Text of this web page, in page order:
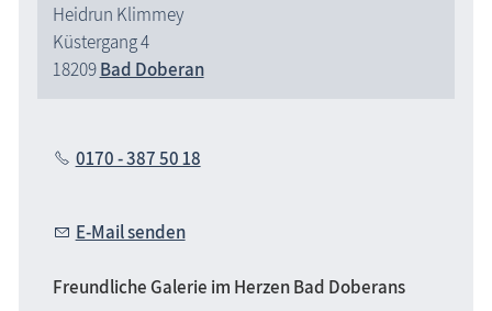
Heidrun Klimmey
Küstergang 4
18209Bad Doberan
0170 - 387 50 18
E-Mail senden
Freundliche Galerie im Herzen Bad Doberans